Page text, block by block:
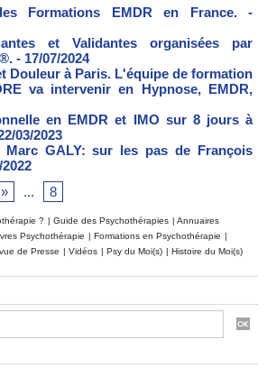
Formations EMDR en France.
-
et Validantes organisées par
- 17/07/2024
Douleur à Paris. L'équipe de formation
va intervenir en Hypnose, EMDR,
en EMDR et IMO sur 8 jours à
03/2023
Marc GALY: sur les pas de François
» ... 8
? | Guide des Psychothérapies | Annuaires
Psychothérapie | Formations en Psychothérapie |
de Presse | Vidéos | Psy du Moi(s) | Histoire du Moi(s)